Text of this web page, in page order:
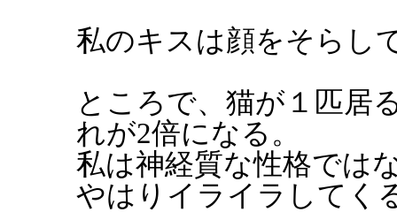
私のキスは顔をそらし
ところで、猫が１匹居
れが2倍になる。
私は神経質な性格では
やはりイライラしてく